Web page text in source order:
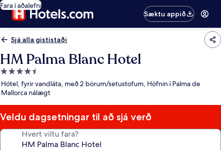
Fara í aðalefni
Sæktu appið
Sjá alla gististaði
HM Palma Blanc Hotel
4.5
stjörnu
gististaður
Hótel, fyrir vandláta, með 2 börum/setustofum, Höfnin í Palma de
Mallorca nálægt
Veldu dagsetningar til að sjá verð
Hvert viltu fara?